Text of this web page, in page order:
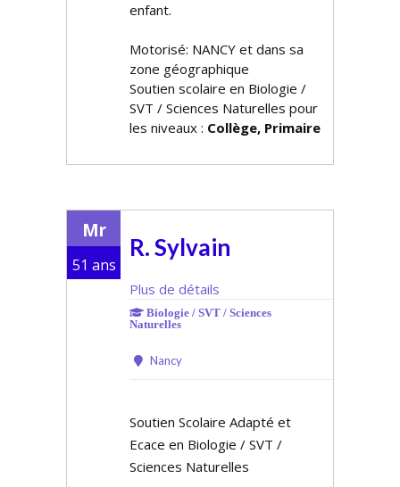
enfant.
Motorisé: NANCY et dans sa
zone géographique
Soutien scolaire en Biologie /
SVT / Sciences Naturelles pour
les niveaux : Collège, Primaire
Mr
51 ans
R. Sylvain
Plus de détails
Biologie / SVT / Sciences
Naturelles
Nancy
Soutien Scolaire Adapté et
Efficace en Biologie / SVT /
Sciences Naturelles